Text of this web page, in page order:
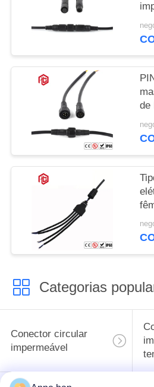
de
Categorias
Conector circular
impermeável